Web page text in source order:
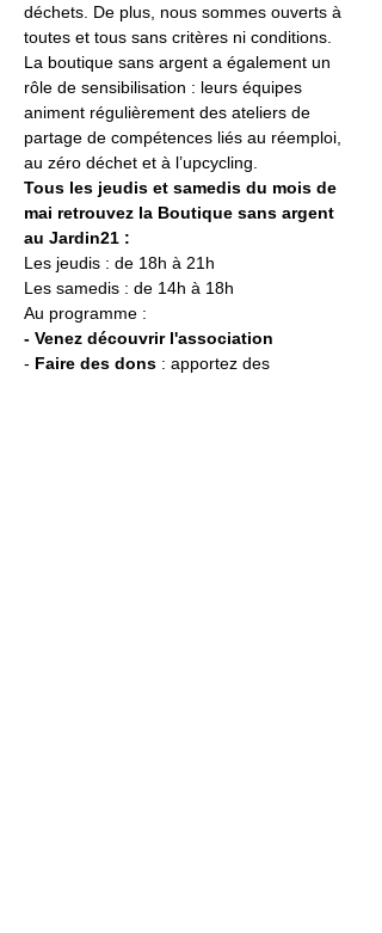
déchets. De plus, nous sommes ouverts à
toutes et tous sans critères ni conditions.
La boutique sans argent a également un
rôle de sensibilisation : leurs équipes
animent régulièrement des ateliers de
partage de compétences liés au réemploi,
au zéro déchet et à l’upcycling.
Tous les jeudis et samedis du mois de
mai retrouvez la Boutique sans argent
au Jardin21 :
Les jeudis : de 18h à 21h
Les samedis : de 14h à 18h
Au programme :
- Venez découvrir l'association
- Faire des dons : apportez des